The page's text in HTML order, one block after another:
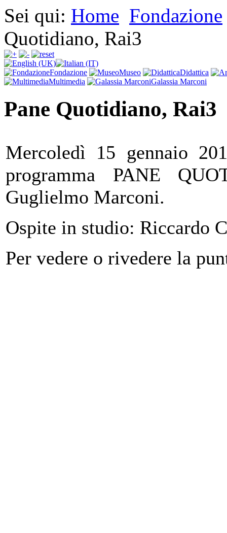
Sei qui: Home Fondazione
Quotidiano, Rai3
Fondazione Museo
Didattica
Multimedia
Galassia Marconi
Pane Quotidiano, Rai3
Mercoledì 15 gennaio
programma PANE
Guglielmo Marconi.
Ospite in studio: Riccardo
Per vedere o rivedere la